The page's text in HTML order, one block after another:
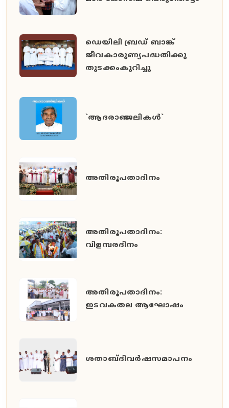
ഡെയിലി ബ്രഡ് ബാങ്ക്
ജീവകാരുണ്യപദ്ധതിക്കു
തുടക്കംകുറിച്ചു
`ആദരാഞ്ജലികൾ`
അതിരൂപതാദിനം
അതിരൂപതാദിനം:
വിളമ്പരദിനം
അതിരൂപതാദിനം:
ഇടവകതല ആഘോഷം
ശതാബ്ദിവർഷസമാപനം